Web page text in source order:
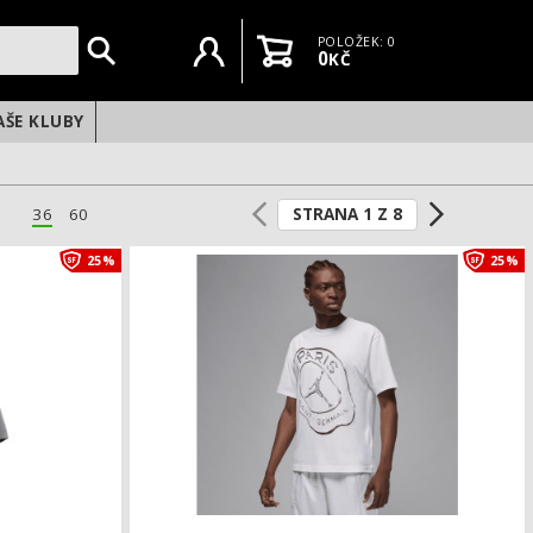
Uživatelský účet
KošíkPOLOŽEK: 0
0KČ
KLUBY
36 60 STRANA 1 Z 8
25% Dětské triko Nike Chelsea FC 25%